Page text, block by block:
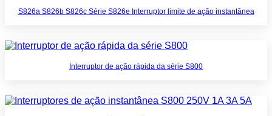
S826a S826b S826c Série S826e Interruptor limite de ação instantânea
Interruptor de ação rápida da série S800